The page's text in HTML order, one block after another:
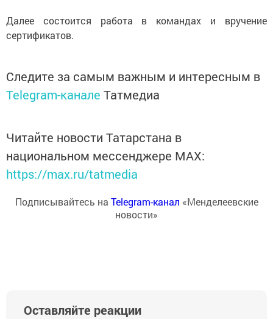
Далее состоится работа в командах и вручение
сертификатов.
Следите за самым важным и интересным в
Telegram-канале Татмедиа
Читайте новости Татарстана в
национальном мессенджере MАХ:
https://max.ru/tatmedia
Подписывайтесь на Telegram-канал «Менделеевские
новости»
Оставляйте реакции